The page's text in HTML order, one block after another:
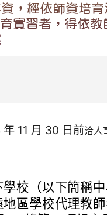
，經依師資培育
實習者，得依教
11 月 30 日前洽人
校（以下簡稱
區學校代理教